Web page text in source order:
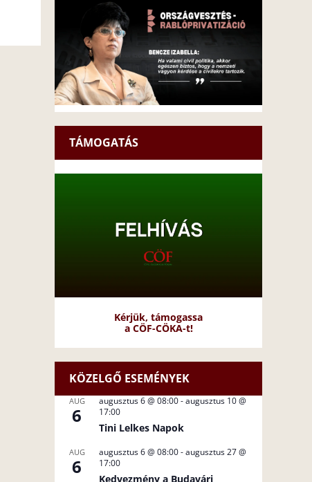
TÁMOGATÁS
Kérjük, támogassa
a CÖF-CÖKA-t!
KÖZELGŐ ESEMÉNYEK
AUG
6
augusztus 6 @ 08:00-augusztus 10 @
17:00
Tini Lelkes Napok
AUG
6
augusztus 6 @ 08:00-augusztus 27 @
17:00
Kedvezmény a Budavári